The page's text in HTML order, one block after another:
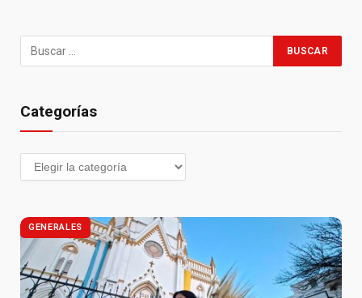
Categorías
GENERALES